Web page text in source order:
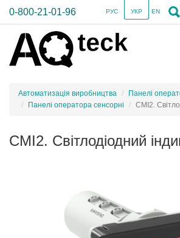
0-800-21-01-96 РУС УКР EN
Автоматизація виробництва
Панелі
Панелі оператора сенсорні
СМІ2.
СМІ2. Світлодіодний